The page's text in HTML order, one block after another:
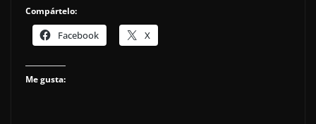
Compártelo:
Facebook X
Me gusta: